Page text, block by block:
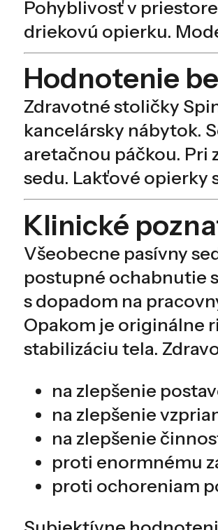
Pohyblivosť v
driekovú opierku.
Hodnotenie
Zdravotné stoličky
kancelársky nábytok.
aretačnou páčkou. Pri
sedu. Lakťové
Klinické
Všeobecne pasívny
postupné ochabnutie
s dopadom na
Opakom je originálne
stabilizáciu tela.
na zlepšenie
na zlepšenie
na zlepšenie
proti enormnému
proti ochoreniam